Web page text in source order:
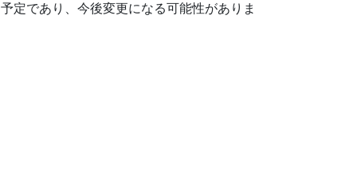
定であり、今後変更になる可能性がありま